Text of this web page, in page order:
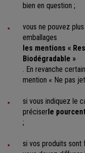
bien en question ;
vous ne pouvez
emballages
les mentions «
Biodégradable »
. En revanche
mention « Ne pas
si vous indiquez le
préciserle
;
si vos produits sont